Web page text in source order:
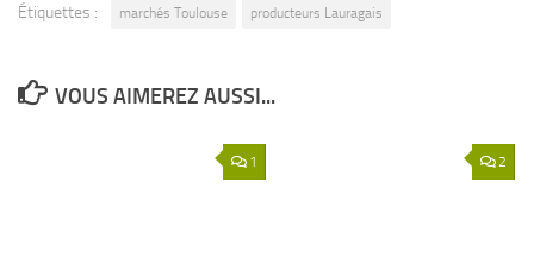
Étiquettes : marchés Toulouse producteurs Lauragais
VOUS AIMEREZ AUSSI...
1 2